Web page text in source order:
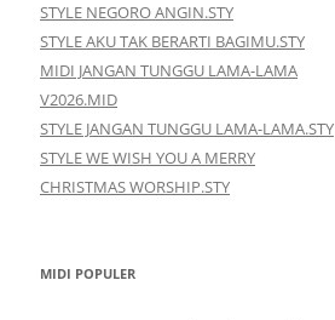
STYLE NEGORO ANGIN.STY
STYLE AKU TAK BERARTI BAGIMU.STY
MIDI JANGAN TUNGGU LAMA-LAMA
V2026.MID
STYLE JANGAN TUNGGU LAMA-LAMA.STY
STYLE WE WISH YOU A MERRY
CHRISTMAS WORSHIP.STY
MIDI POPULER